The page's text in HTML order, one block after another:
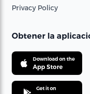
Privacy Policy
Obtener la
Download on the
App Store
Get it on